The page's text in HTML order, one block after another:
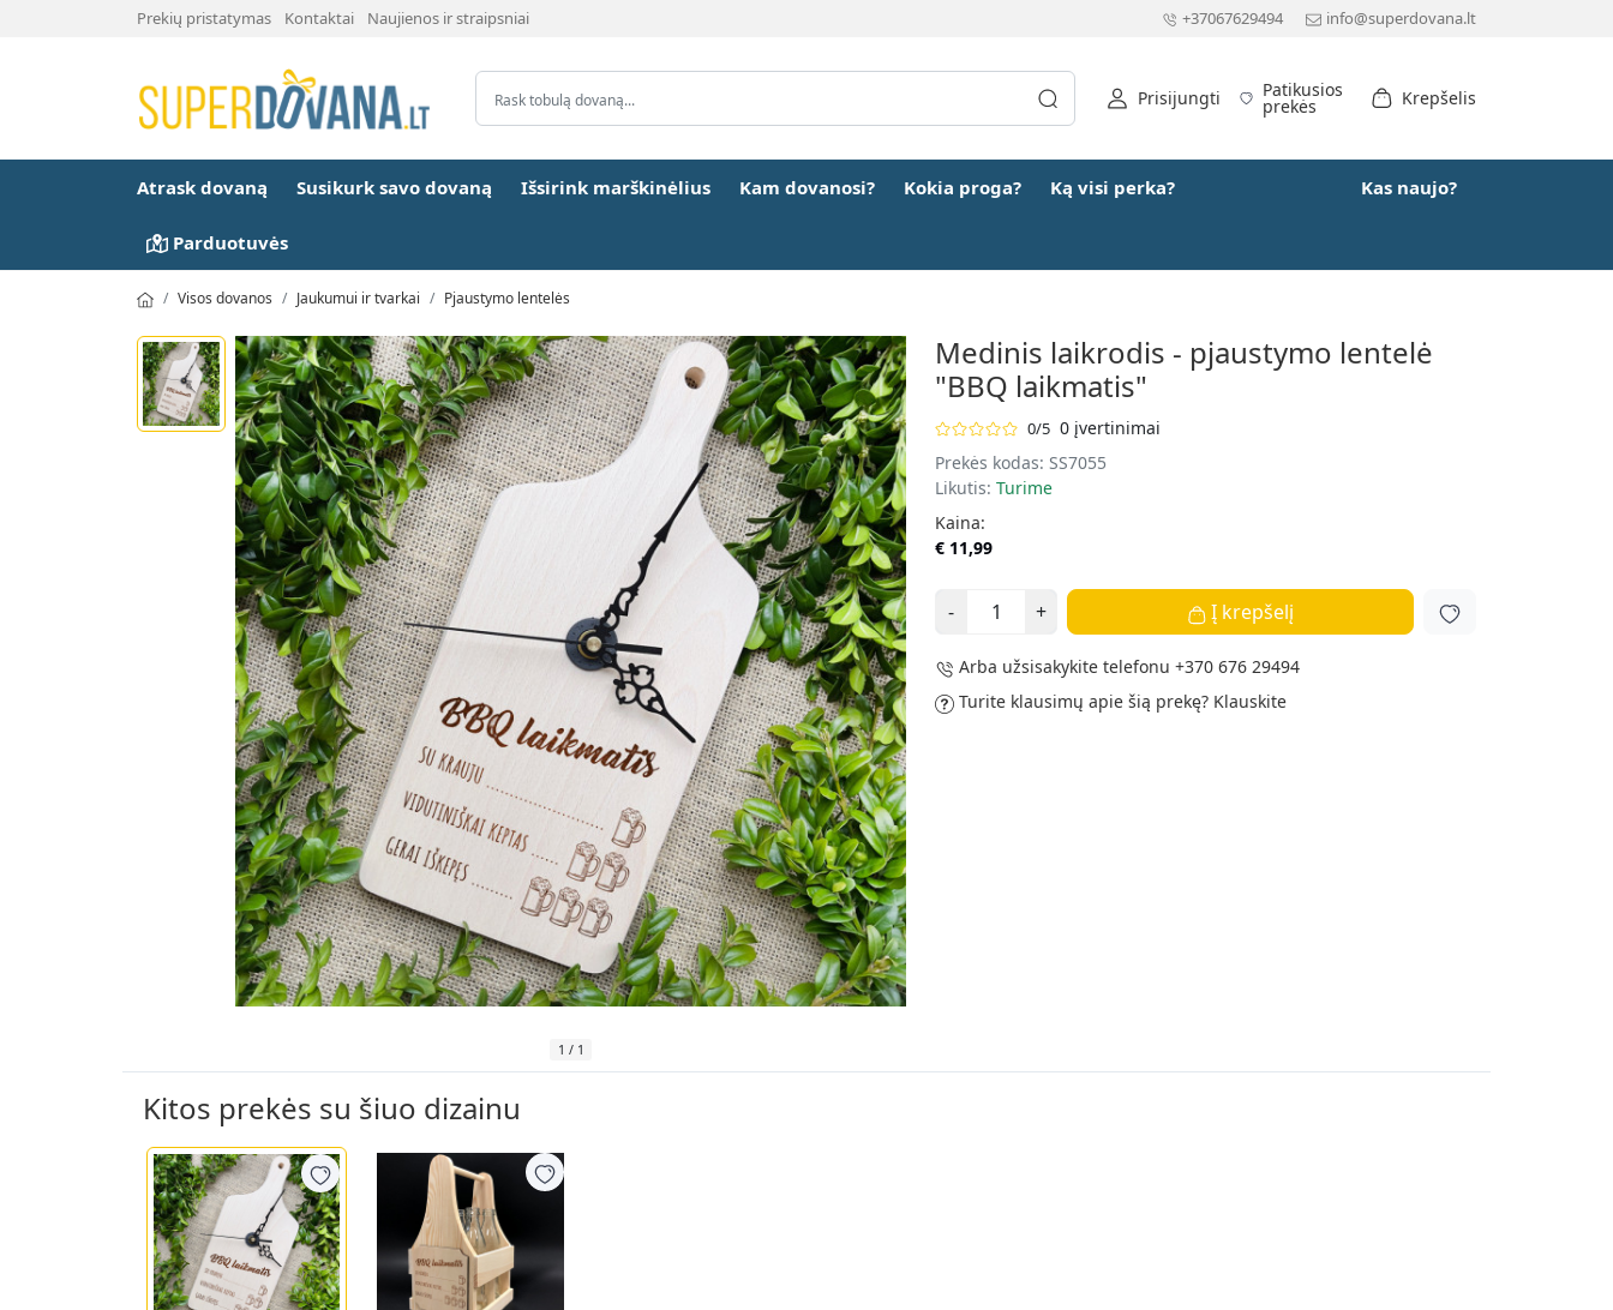
Prekių pristatymas Kontaktai Naujienos ir straipsniai +37067629494 info@superdovana.lt
Prisijungti Patikusios
prekės Krepšelis
Atrask dovaną Susikurk savo dovaną Išsirink marškinėlius Kam dovanosi? Kokia proga? Ką visi perka? Kas naujo?
Parduotuvės
Visos dovanos Jaukumui ir tvarkai Pjaustymo lentelės
1 / 1
Medinis laikrodis - pjaustymo lentelė
"BBQ laikmatis"
0/5 0 įvertinimai
Prekės kodas: SS7055
Likutis: Turime
Kaina:
€ 11,99
- + Į krepšelį
Arba užsisakykite telefonu +370 676 29494
Turite klausimų apie šią prekę? Klauskite
Kitos prekės su šiuo dizainu